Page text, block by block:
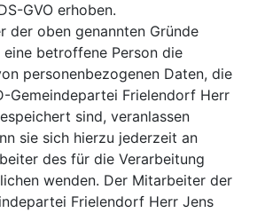
GVO erhoben.
der oben genannten Gründe
betroffene Person die
personenbezogenen Daten, die
Gemeindepartei Frielendorf Herr
sind, veranlassen
sie sich hierzu jederzeit an
des für die Verarbeitung
wenden. Der Mitarbeiter der
Frielendorf Herr Jens